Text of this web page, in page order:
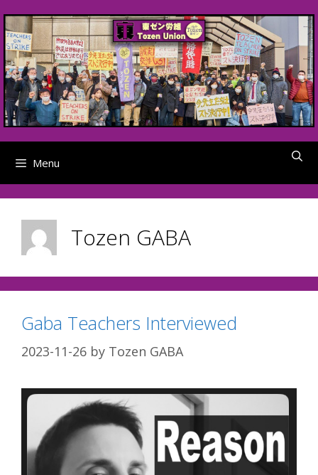
to
content
Menu
Tozen GABA
Gaba Teachers Interviewed
2023-11-26 by Tozen GABA